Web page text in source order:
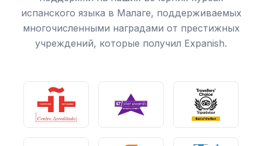
испанского языка в Малаге, поддерживаемых
многочисленными наградами от престижных
учреждений, которые получил Expanish.